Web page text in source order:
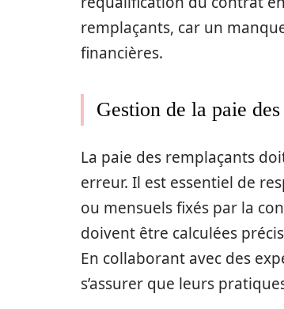
remplaçants, car un
financières.
Gestion de la paie
La paie des remplaçants
erreur. Il est essentiel de
ou mensuels fixés par la
doivent être calculées
En collaborant avec des
s’assurer que leurs